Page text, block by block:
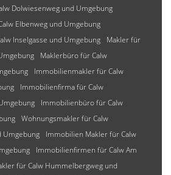
Dolwiesenweg und Umgebung
Elbenweg und Umgebung
Inselgasse und Umgebung
Makler für
Maklerbüro für Calw
Immobilienmakler für Calw
Immobilienfirma für Calw
Immobilienbüro für Calw
Wohnungsmakler für Calw
Umgebung
Immobilien Makler für Calw
Immobilienfirmen für Calw Am
für Calw Hummelbergweg und